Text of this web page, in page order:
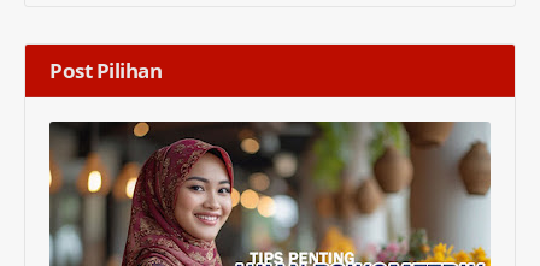
Post Pilihan